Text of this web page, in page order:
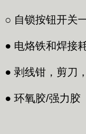
○ 自锁按钮开关
● 电烙铁和焊接
● 剥线钳，剪刀
● 环氧胶/强力胶